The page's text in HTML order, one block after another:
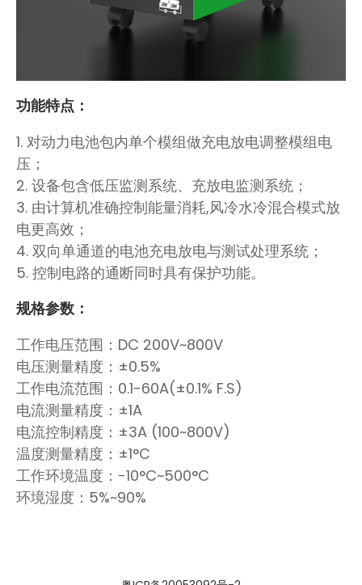
功能特点：
1. 对动力电池包内单个模组做充电放电调整模组电
压；
2. 设备包含低压监测系统、充放电监测系统；
3. 由计算机准确控制能量消耗,风冷水冷混合模式放
电更高效；
4. 双向单通道的电池充电放电与测试处理系统；
5. 控制电路的通断同时具有保护功能。
规格参数：
工作电压范围：DC 200V~800V
电压测量精度：±0.5%
工作电流范围：0.1-60A(±0.1% F.S)
电流测量精度：±1A
电流控制精度：±3A (100~800V)
温度测量精度：±1°C
工作环境温度：-10°C~500°C
环境湿度：5%~90%